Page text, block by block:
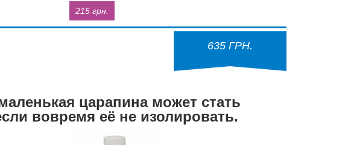
215 грн.
635 ГРН.
царапина может стать
вовремя её не изолировать.